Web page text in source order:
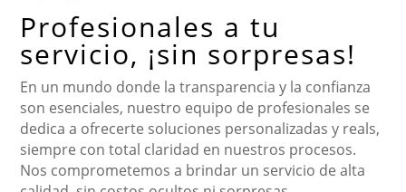
Profesionales a tu
servicio, ¡sin sorpresas!
En un mundo donde la transparencia y la confianza
son esenciales, nuestro equipo de profesionales se
dedica a ofrecerte soluciones personalizadas y reals,
siempre con total claridad en nuestros procesos.
Nos comprometemos a brindar un servicio de alta